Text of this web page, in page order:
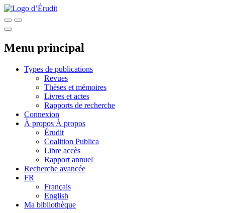
Menu principal
Types de publications
Revues
Thèses et mémoires
Livres et actes
Rapports de recherche
Connexion
À propos À propos
Érudit
Coalition Publica
Libre accès
Rapport annuel
Recherche avancée
FR
Français
English
Ma bibliothèque